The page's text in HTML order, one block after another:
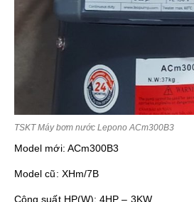
TSKT Máy bơm nước Lepono ACm300B3
Model mới: ACm300B3
Model cũ: XHm/7B
Công suất HP(W): 4HP – 3KW